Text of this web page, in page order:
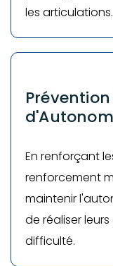
les articulations.
En renforçant
renforcement
maintenir
de réaliser
difficulté.